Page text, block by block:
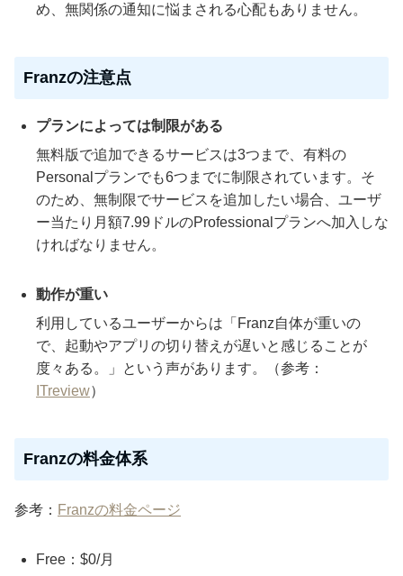
め、無関係の通知に悩まされる心配もありません。
Franzの注意点
プランによっては制限がある
無料版で追加できるサービスは3つまで、有料の
Personalプランでも6つまでに制限されています。そ
のため、無制限でサービスを追加したい場合、ユーザ
ー当たり月額7.99ドルのProfessionalプランへ加入しな
ければなりません。
動作が重い
利用しているユーザーからは「Franz自体が重いの
で、起動やアプリの切り替えが遅いと感じることが
度々ある。」という声があります。（参考：
ITreview）
Franzの料金体系
参考： Franzの料金ページ
Free：$0/月